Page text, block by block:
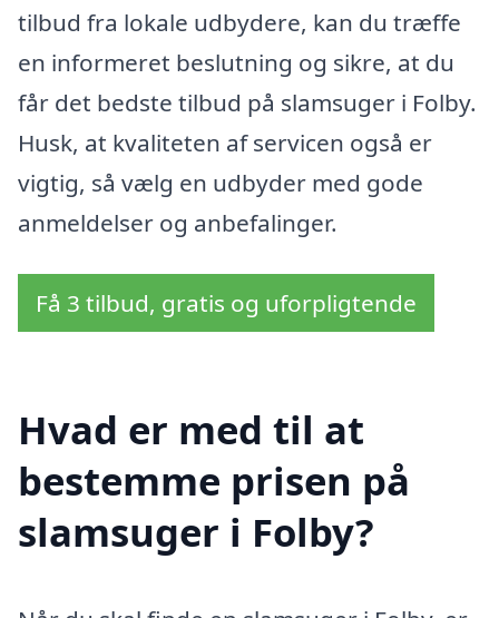
tilbud fra lokale udbydere, kan du træffe
en informeret beslutning og sikre, at du
får det bedste tilbud på slamsuger i Folby.
Husk, at kvaliteten af servicen også er
vigtig, så vælg en udbyder med gode
anmeldelser og anbefalinger.
Få 3 tilbud, gratis og uforpligtende
Hvad er med til at
bestemme prisen på
slamsuger i Folby?